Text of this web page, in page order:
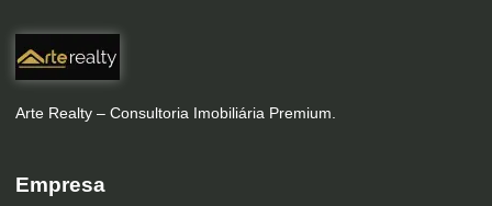
Arte Realty – Consultoria Imobiliária Premium.
Empresa